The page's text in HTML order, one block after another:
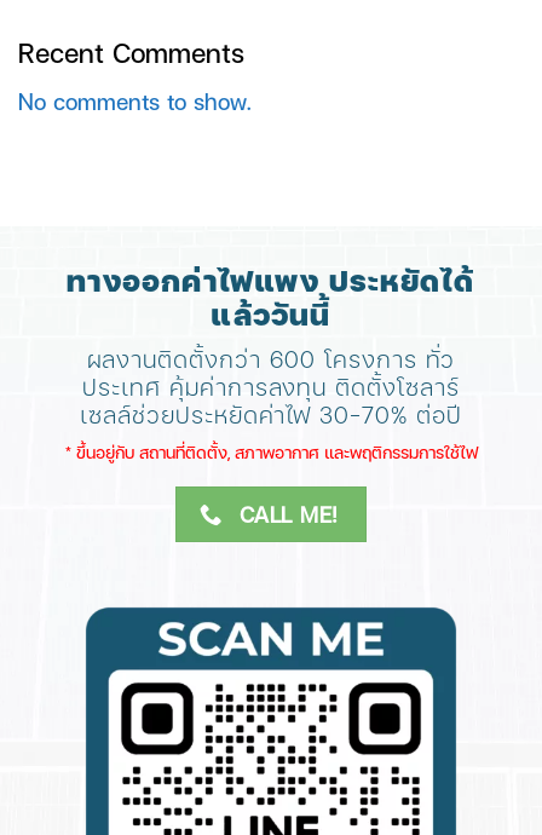
Recent Comments
No comments to show.
ทางออกค่าไฟแพง ประหยัดได้
แล้ววันนี้
ผลงานติดตั้งกว่า 600 โครงการ ทั่ว
ประเทศ คุ้มค่าการลงทุน ติดตั้งโซลาร์
เซลล์ช่วยประหยัดค่าไฟ 30-70% ต่อปี
​* ขึ้นอยู่กับ สถานที่ติดตั้ง, สภาพอากาศ​ และพฤติกรรมการใช้ไฟ
CALL ME!